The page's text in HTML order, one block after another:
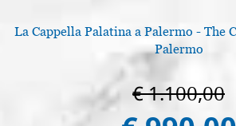
La Cappella Palatina a Palermo - The
Palermo
€ 1.100,00